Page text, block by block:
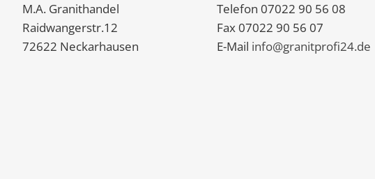
M.A. Granithandel
Raidwangerstr.12
72622 Neckarhausen
Telefon 07022 90 56 08
Fax 07022 90 56 07
E-Mail info@granitprofi24.de